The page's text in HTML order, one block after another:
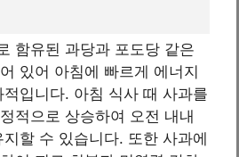
함유된 과당과 포도당 같은
있어 아침에 빠르게 에너지
입니다. 아침 식사 때 사과를
적으로 상승하여 오전 내내
할 수 있습니다. 또한 사과에